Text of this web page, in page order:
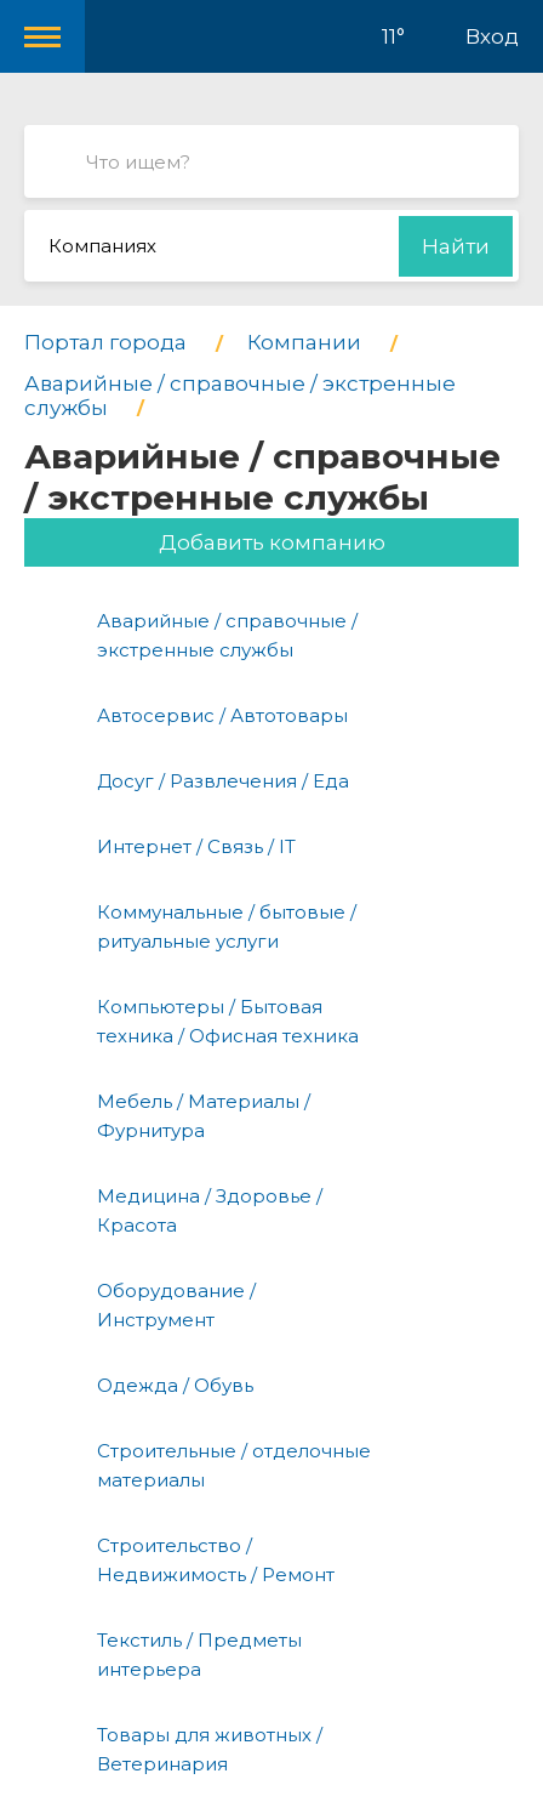
11° Вход
Компаниях Найти
Портал города
Компании
Аварийные / справочные / экстренные
службы
Аварийные / справочные
/ экстренные службы
Добавить компанию
Аварийные / справочные /
экстренные службы
Автосервис / Автотовары
Досуг / Развлечения / Еда
Интернет / Связь / IT
Коммунальные / бытовые /
ритуальные услуги
Компьютеры / Бытовая
техника / Офисная техника
Мебель / Материалы /
Фурнитура
Медицина / Здоровье /
Красота
Оборудование /
Инструмент
Одежда / Обувь
Строительные / отделочные
материалы
Строительство /
Недвижимость / Ремонт
Текстиль / Предметы
интерьера
Товары для животных /
Ветеринария